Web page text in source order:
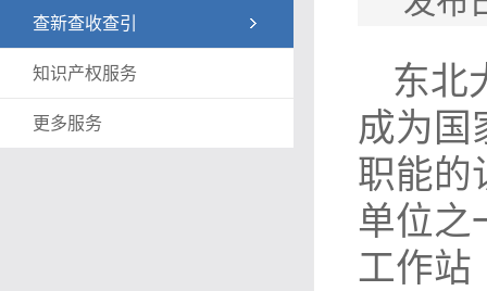
查新查收查引
知识产权服务
更多服务
东北
成为国
职能的
单位之
工作站